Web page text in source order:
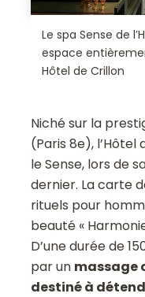
Le spa Sense de
espace
Hôtel de Crillon
Niché sur la
(Paris 8e), l’Hôtel
le Sense, lors de
dernier. La carte
rituels pour
beauté «
D’une durée de
par un massage
destiné à